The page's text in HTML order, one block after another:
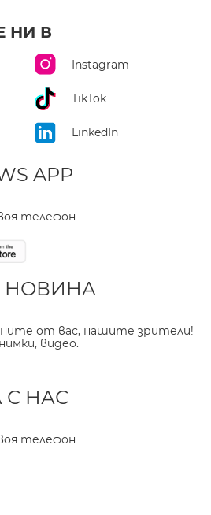
НИ В
Instagram
TikTok
LinkedIn
APP
телефон
НОВИНА
от вас, нашите зрители!
видео.
С НАС
телефон